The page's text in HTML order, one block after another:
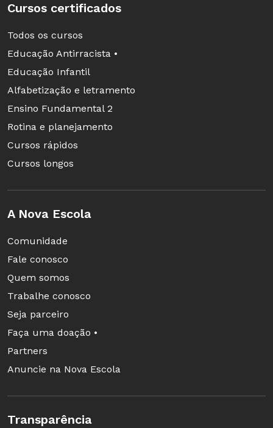
Cursos certificados
Todos os cursos
Educação Antirracista •
Educação Infantil
Alfabetização e letramento
Ensino Fundamental 2
Rotina e planejamento
Cursos rápidos
Cursos longos
A Nova Escola
Comunidade
Fale conosco
Quem somos
Trabalhe conosco
Seja parceiro
Faça uma doação •
Partners
Anuncie na Nova Escola
Transparência